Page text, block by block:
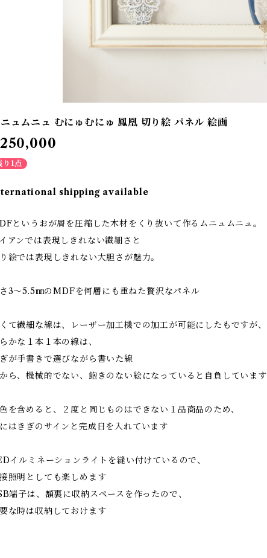
ュムニュ むにゅむにゅ 鳳凰 切り絵 パネル 絵画
り1点
shipping available
というおが屑を圧縮した木材をくり抜いて作るムニュムニュ。
アンでは表現しきれない繊細さと
絵では表現しきれない大胆さが魅力。
3～5.5㎜のMDFを何層にも重ねた贅沢なパネル
て繊細な線は、レーザー加工機での加工が可能にしたもですが、
かな１本１本の線は、
が手書きで選びながら書いた線
ら、機械的でない、飽きのない絵になっていると自負しています
を含めると、２度と同じものはできない１品商品のため、
はきぎのサインと完成日を入れています
イルミネーションライトを縫い付けているので、
照明としても楽しめます
端子は、額裏に収納スペースを作ったので、
な時は収納しておけます